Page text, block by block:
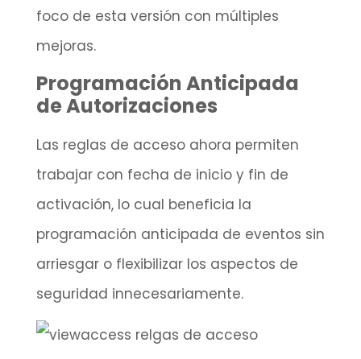
foco de esta versión con múltiples
mejoras.
Programación Anticipada
de Autorizaciones
Las reglas de acceso ahora permiten
trabajar con fecha de inicio y fin de
activación, lo cual beneficia la
programación anticipada de eventos sin
arriesgar o flexibilizar los aspectos de
seguridad innecesariamente.